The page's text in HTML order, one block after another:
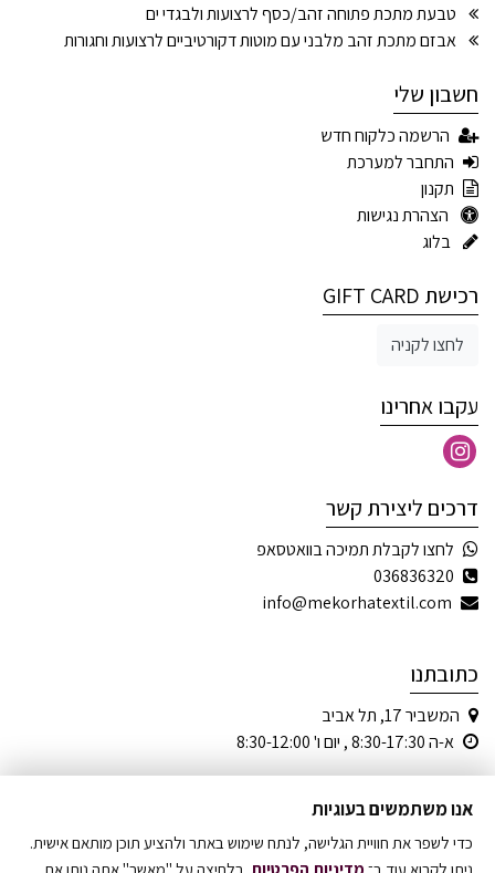
טבעת מתכת פתוחה זהב/כסף לרצועות ולבגדי ים
אבזם מתכת זהב מלבני עם מוטות דקורטיביים לרצועות וחגורות
חשבון שלי
הרשמה כלקוח חדש
התחבר למערכת
תקנון
הצהרת נגישות
בלוג
רכישת GIFT CARD
לחצו לקניה
עקבו אחרינו
דרכים ליצירת קשר
לחצו לקבלת תמיכה בוואטסאפ
036836320
info@mekorhatextil.com
כתובתנו
המשביר 17, תל אביב
א-ה 8:30-17:30 , יום ו' 8:30-12:00
© כל הזכויות שמורות
אנו משתמשים בעוגיות
כדי לשפר את חוויית הגלישה, לנתח שימוש באתר ולהציע תוכן מותאם אישית.